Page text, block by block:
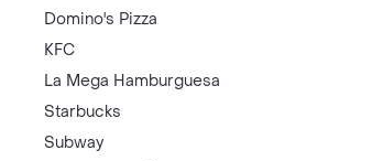
Domino's Pizza
KFC
La Mega Hamburguesa
Starbucks
Subway